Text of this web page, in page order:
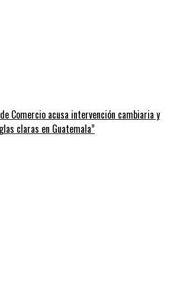
Comercio acusa intervención cambiaria y
claras en Guatemala”